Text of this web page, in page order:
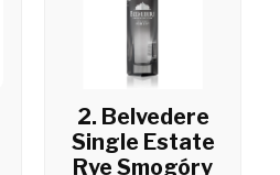
2. Belvedere
Single Estate
Rye Smogóry